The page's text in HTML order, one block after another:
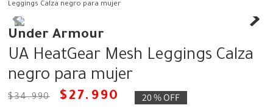
Leggings Calza negro para mujer
Under Armour
UA HeatGear Mesh Leggings Calza
negro para mujer
$34.990 $ 27. 990 20 %OFF